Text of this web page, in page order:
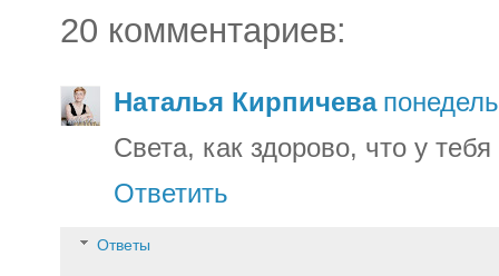
20 комментариев:
Наталья Кирпичева
Света, как здорово, что у
Ответить
Ответы